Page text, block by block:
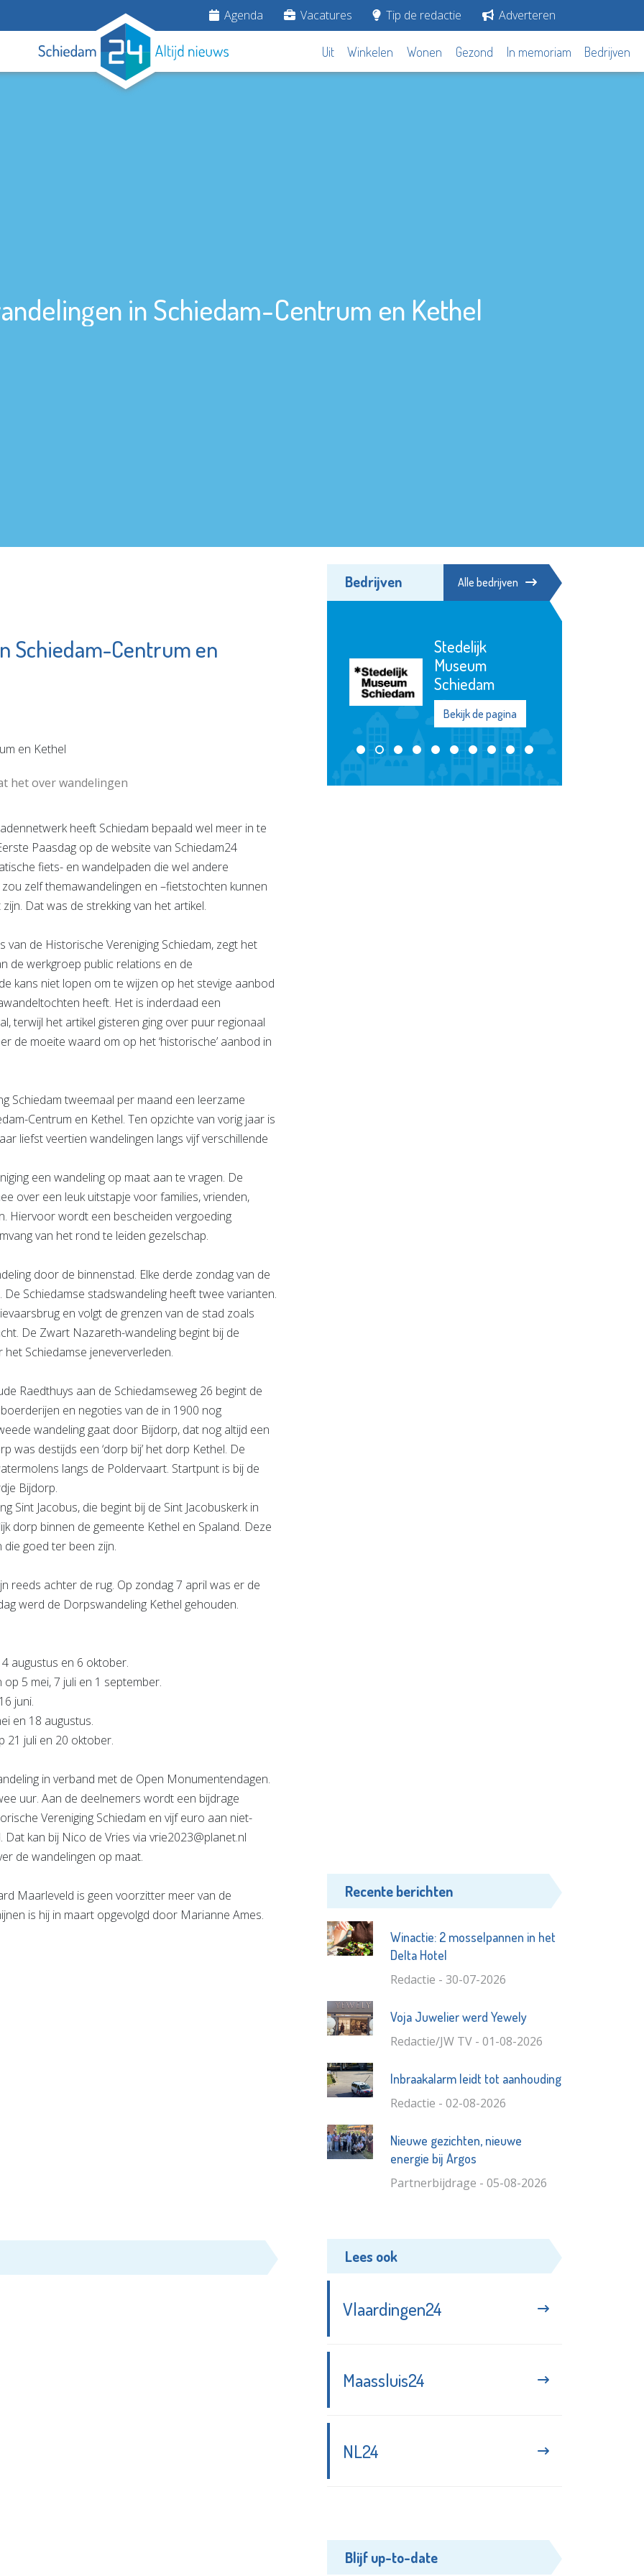
Agenda Vacatures Tip de redactie Adverteren
Uit Winkelen Wonen Gezond In memoriam Bedrijven
in Schiedam-Centrum en Kethel
Schiedam-Centrum en
het over wandelingen
heeft Schiedam bepaald wel meer in te
Paasdag op de website van Schiedam24
fiets- en wandelpaden die wel andere
zelf themawandelingen en –fietstochten kunnen
Dat was de strekking van het artikel.
de Historische Vereniging Schiedam, zegt het
de werkgroep public relations en de
kans niet lopen om te wijzen op het stevige aanbod
heeft. Het is inderdaad een
terwijl het artikel gisteren ging over puur regionaal
de moeite waard om op het ‘historische’ aanbod in
Schiedam tweemaal per maand een leerzame
Centrum en Kethel. Ten opzichte van vorig jaar is
liefst veertien wandelingen langs vijf verschillende
een wandeling op maat aan te vragen. De
over een leuk uitstapje voor families, vrienden,
Hiervoor wordt een bescheiden vergoeding
van het rond te leiden gezelschap.
door de binnenstad. Elke derde zondag van de
Schiedamse stadswandeling heeft twee varianten.
en volgt de grenzen van de stad zoals
De Zwart Nazareth-wandeling begint bij de
Schiedamse jeneververleden.
Raedthuys aan de Schiedamseweg 26 begint de
en negoties van de in 1900 nog
wandeling gaat door Bijdorp, dat nog altijd een
was destijds een ‘dorp bij’ het dorp Kethel. De
langs de Poldervaart. Startpunt is bij de
Bijdorp.
Sint Jacobus, die begint bij de Sint Jacobuskerk in
dorp binnen de gemeente Kethel en Spaland. Deze
goed ter been zijn.
reeds achter de rug. Op zondag 7 april was er de
werd de Dorpswandeling Kethel gehouden.
4 augustus en 6 oktober.
5 mei, 7 juli en 1 september.
juni.
en 18 augustus.
21 juli en 20 oktober.
in verband met de Open Monumentendagen.
uur. Aan de deelnemers wordt een bijdrage
Vereniging Schiedam en vijf euro aan niet-
kan bij Nico de Vries via vrie2023@planet.nl
de wandelingen op maat.
Maarleveld is geen voorzitter meer van de
is hij in maart opgevolgd door Marianne Ames.
Bedrijven Alle bedrijven
Shell Energy and
Stedelijk
Museum
Schiedam
Bekijk de pagina
Recente berichten
Winactie: 2 mosselpannen in het
Delta Hotel
Redactie - 30-07-2026
Voja Juwelier werd Yewely
Redactie/JW TV - 01-08-2026
Inbraakalarm leidt tot aanhouding
Redactie - 02-08-2026
Nieuwe gezichten, nieuwe
energie bij Argos
Partnerbijdrage - 05-08-2026
Lees ook
Vlaardingen24
Maassluis24
NL24
Blijf up-to-date